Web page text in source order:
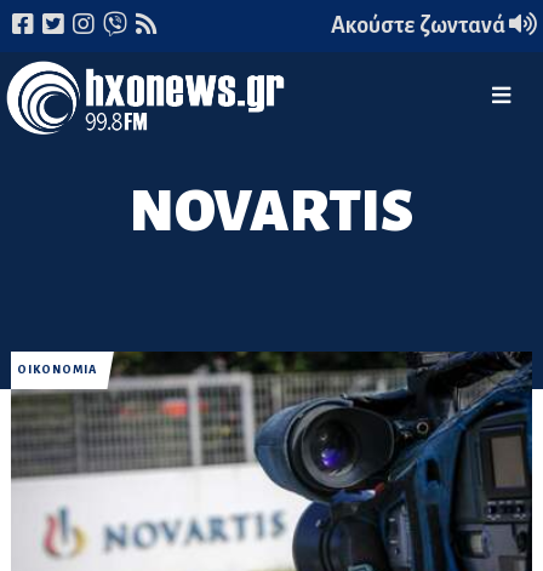
Ακούστε ζωντανά
NOVARTIS
ΟΙΚΟΝΟΜΙΑ